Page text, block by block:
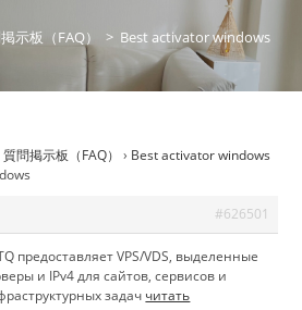
示板（FAQ） > Best activator windows
質問掲示板（FAQ） › Best activator windows
#626501
предоставляет VPS/VDS, выделенные
и IPv4 для сайтов, сервисов и
задач читать